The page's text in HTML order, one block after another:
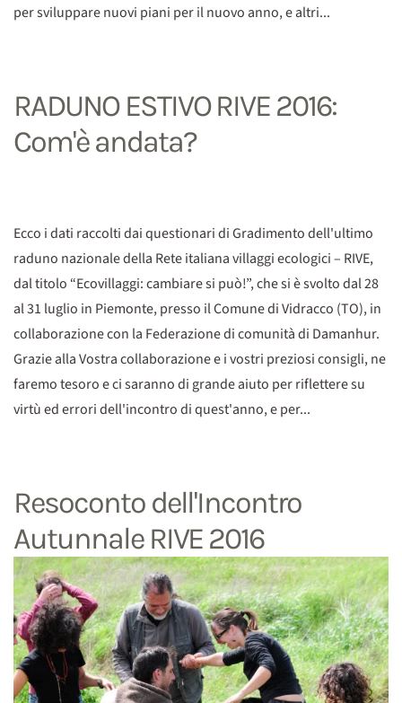
per sviluppare nuovi piani per il nuovo anno, e altri...
RADUNO ESTIVO RIVE 2016:
Com'è andata?
Ecco i dati raccolti dai questionari di Gradimento dell'ultimo
raduno nazionale della Rete italiana villaggi ecologici – RIVE,
dal titolo “Ecovillaggi: cambiare si può!”, che si è svolto dal 28
al 31 luglio in Piemonte, presso il Comune di Vidracco (TO), in
collaborazione con la Federazione di comunità di Damanhur.
Grazie alla Vostra collaborazione e i vostri preziosi consigli, ne
faremo tesoro e ci saranno di grande aiuto per riflettere su
virtù ed errori dell'incontro di quest'anno, e per...
Resoconto dell'Incontro
Autunnale RIVE 2016